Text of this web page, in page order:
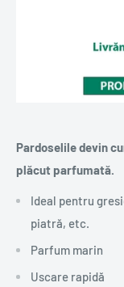
Pardoselile devin
plăcut parfumată.
Ideal pentru
piatră, etc.
Parfum marin
Uscare rapidă